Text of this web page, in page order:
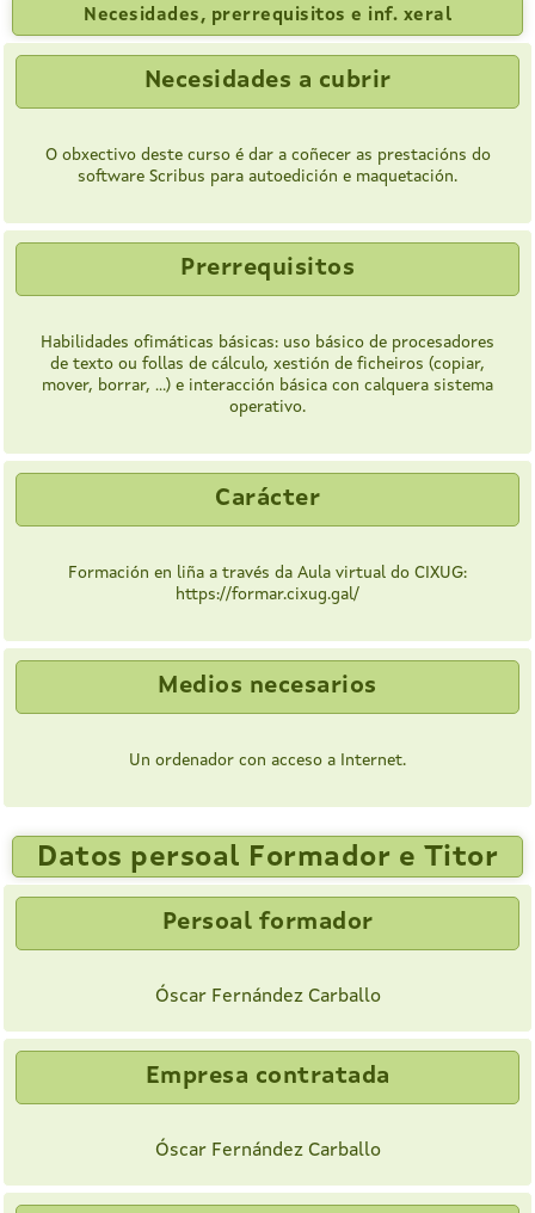
Necesidades, prerrequisitos e inf. xeral
Necesidades a cubrir
O obxectivo deste curso é dar a coñecer as prestacións do
software Scribus para autoedición e maquetación.
Prerrequisitos
Habilidades ofimáticas básicas: uso básico de procesadores
de texto ou follas de cálculo, xestión de ficheiros (copiar,
mover, borrar, ...) e interacción básica con calquera sistema
operativo.
Carácter
Formación en liña a través da Aula virtual do CIXUG:
https://formar.cixug.gal/
Medios necesarios
Un ordenador con acceso a Internet.
Datos persoal Formador e Titor
Persoal formador
Óscar Fernández Carballo
Empresa contratada
Óscar Fernández Carballo